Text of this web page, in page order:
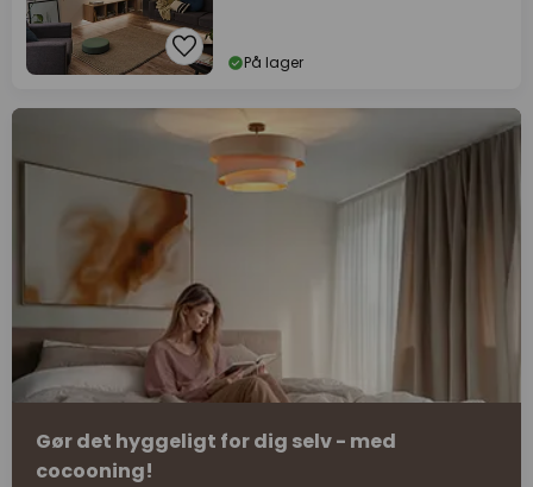
På lager
Gør det hyggeligt for dig selv - med
cocooning!